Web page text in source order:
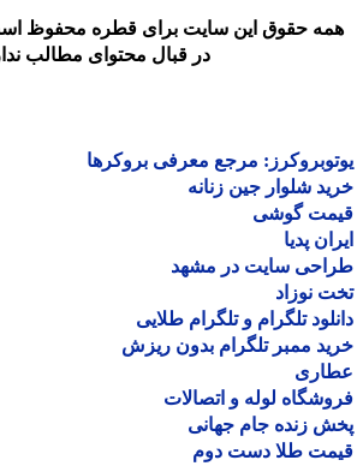
حقوق این سایت برای قطره محفوظ است.
در قبال محتوای مطالب ندارد.
مرجع معرفی بروکرها
شلوار جین زنانه
گوشی
پدیا
سایت در مشهد
نوزاد
تلگرام و تلگرام طلایی
ممبر تلگرام بدون ریزش
لوله و اتصالات
زنده جام جهانی
طلا دست دوم